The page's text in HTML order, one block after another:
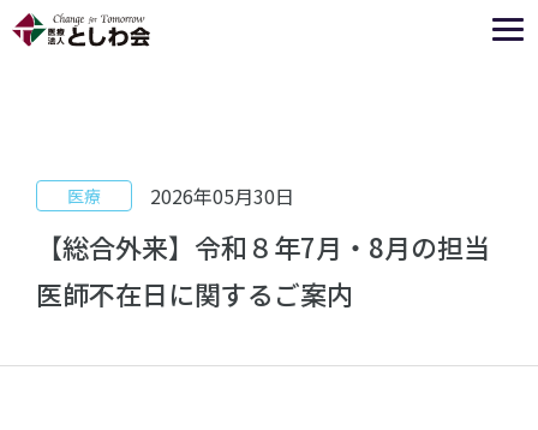
医療 2026年05月30日
【総合外来】令和８年7月・8月の担当
医師不在日に関するご案内